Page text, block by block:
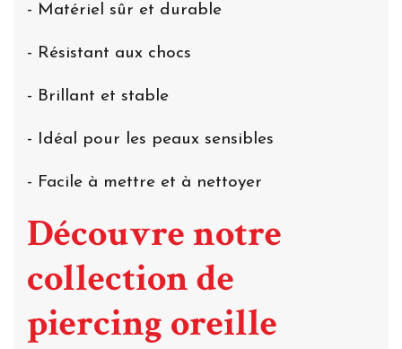
- Matériel sûr et durable
- Résistant aux chocs
- Brillant et stable
- Idéal pour les peaux sensibles
- Facile à mettre et à nettoyer
Découvre notre
collection de
piercing oreille